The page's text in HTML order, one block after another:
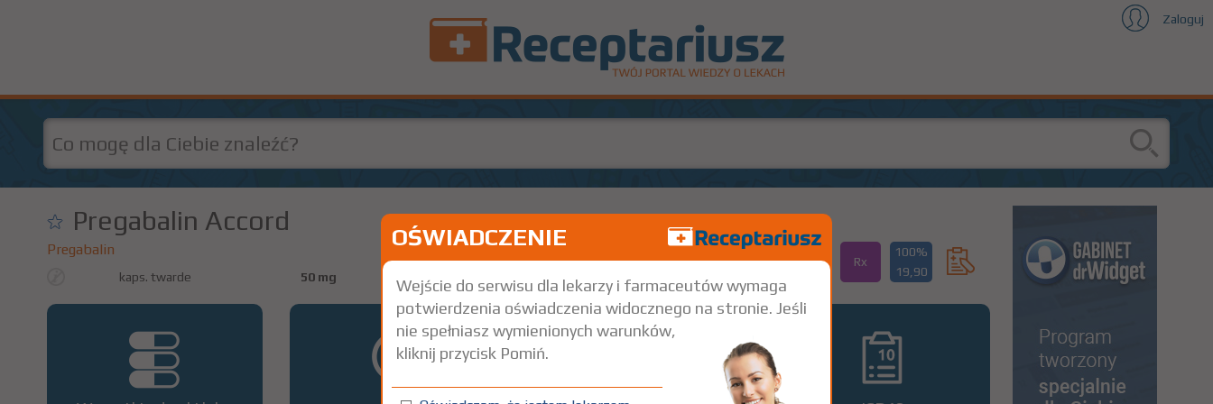
Zaloguj
Pregabalin Accord
Pregabalin
kaps. twarde 50 mg 56 szt. Doustnie
Rx
100%
19,90
OŚWIADCZENIE
Wejście do serwisu dla lekarzy i farmaceutów wymaga
potwierdzenia oświadczenia widocznego na stronie. Jeśli
nie spełniasz wymienionych warunków,
kliknij przycisk Pomiń.